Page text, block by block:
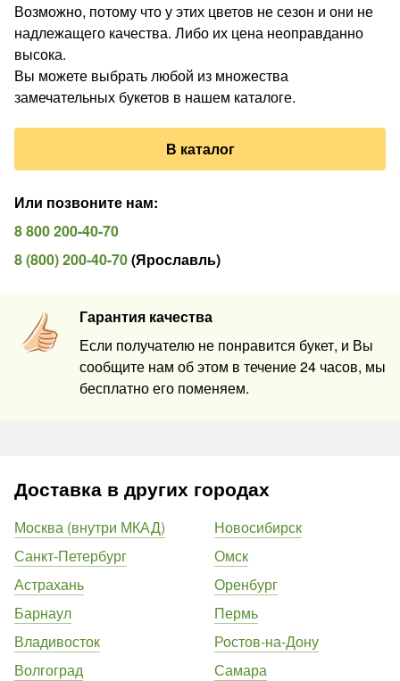
Возможно, потому что у этих цветов не сезон и они не
надлежащего качества. Либо их цена неоправданно
высока.
Вы можете выбрать любой из множества
замечательных букетов в нашем каталоге.
В каталог
Или позвоните нам:
8 800 200-40-70
8 (800) 200-40-70(Ярославль)
Гарантия качества
Если получателю не понравится букет, и Вы
сообщите нам об этом в течение 24 часов, мы
бесплатно его поменяем.
Доставка в других городах
Москва (внутри МКАД)
Санкт-Петербург
Астрахань
Барнаул
Владивосток
Волгоград
Новосибирск
Омск
Оренбург
Пермь
Ростов-на-Дону
Самара